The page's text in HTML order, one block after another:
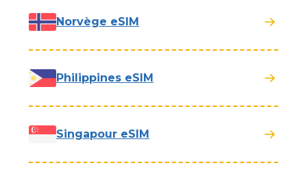
Norvège eSIM
Philippines eSIM
Singapour eSIM